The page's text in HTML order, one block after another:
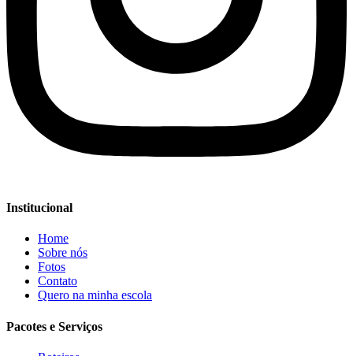
Institucional
Home
Sobre nós
Fotos
Contato
Quero na minha escola
Pacotes e Serviços